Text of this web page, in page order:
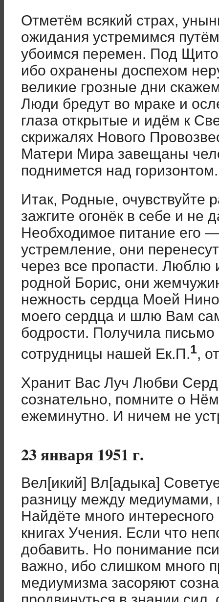
Отметём всякий страх,
ожидания устремимся
убоимся перемен. Под
ибо охранены доспехом
великие грозные дни
Люди бредут во мраке и
глаза открытые и идём к
скрижалях Нового
Матери Мира завещаны
поднимется над горизонтом.
Итак, Родные, очувствуйте
зажгите огонёк в себе и не
Необходимое питание его
устремление, они
через все пропасти.
родной Борис, они
нежность сердца Моей
моего сердца и шлю Вам
бодрости. Получила письмо
сотрудницы нашей Ек.П.1,
Хранит Вас Луч Любви
сознательно, помните о
ежеминутно. И ничем не
23 января 1951 г.
Вел[икий] Вл[адыка]
разницу между медиумами,
Найдёте много
книгах Учения. Если что
добавить. Но понимание
важно, ибо слишком много
медиумизма засоряют